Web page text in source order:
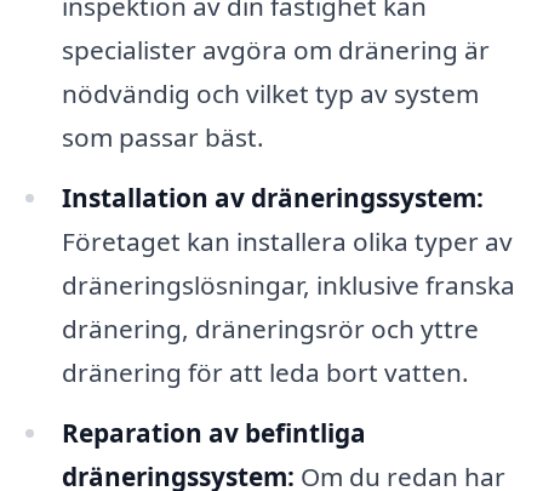
specialister avgöra om dränering är
nödvändig och vilket typ av system
som passar bäst.
Installation av dräneringssystem:
Företaget kan installera olika typer av
dräneringslösningar, inklusive franska
dränering, dräneringsrör och yttre
dränering för att leda bort vatten.
Reparation av befintliga
dräneringssystem: Om du redan har